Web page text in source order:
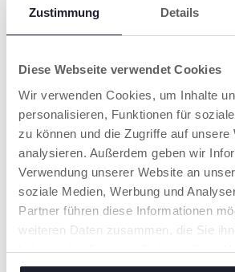
Zustimmung Details
Diese Webseite verwendet Cookies
Wir verwenden Cookies, um Inhalte
personalisieren, Funktionen für
zu können und die Zugriffe auf unsere
analysieren. Außerdem geben wir
Verwendung unserer Website an
soziale Medien, Werbung und
Partner führen diese Informationen
weiteren Daten zusammen, die Sie
haben oder die sie im Rahmen Ihrer
gesammelt haben.
PRODUKTE, DIE SIE
KÖNNTEN